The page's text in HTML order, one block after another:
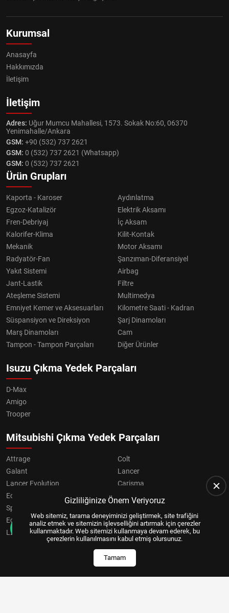
Kurumsal
Anasayfa
Hakkımızda
İletişim
İletişim
Adres: Uğur Mumcu Mahallesi, 1573. Sokak No:60, 06370
Yenimahalle/Ankara
GSM: +90 (532) 737 2621
GSM: 0 (532) 737 2621 (Whatsapp)
GSM: 0 (532) 737 2621
Ürün Grupları
Kaporta - Karoser
Aydınlatma
Egzoz-Katalizör
Elektrik Aksamı
Fren-Debriyaj
İç Aksam
Kalorifer-Klima
Kilit-Kontak
Mekanik
Motor Aksamı
Radyatör-Fan
Şanzıman-Diferansiyel
Yakıt Sistemi
Airbag
Jant-Lastik
Filtre
Ateşleme Sistemi
Multimedya
Emniyet Kemer ve Aksesuarları
Kilometre Saati - Kadran
Süspansiyon ve Direksiyon
Şarj Dinamoları
Marş Dinamoları
Cam
Tampon - Tampon Parçaları
Diğer Ürünler
Isuzu Çıkma Yedek Parçaları
D-Max
Amigo
Trooper
Mitsubishi Çıkma Yedek Parçaları
Attrage
Colt
Galant
Lancer
Lancer Evolution
Carisma
Eclipse
Grandis
Space Star
Eclipse Cross
OUTLANDER
L200
Pajero
Gizliliğinize Önem Veriyoruz
Web sitemiz, tarama deneyiminizi geliştirmek, site trafiğini
analiz etmek ve sitemizin işlevselliğini artırmak için çerezler
kullanmaktadır. Web sitemizi kullanmaya devam ederek, bu
çerezlerin kullanılmasını kabul etmiş olursunuz.
Tamam